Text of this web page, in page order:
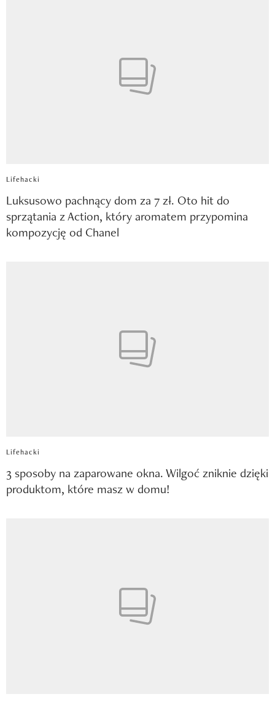
Lifehacki
Luksusowo pachnący dom za 7 zł. Oto hit do
sprzątania z Action, który aromatem przypomina
kompozycję od Chanel
Lifehacki
3 sposoby na zaparowane okna. Wilgoć zniknie dzięki
produktom, które masz w domu!